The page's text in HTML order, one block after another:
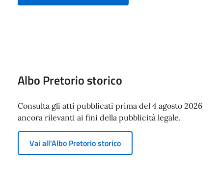
Albo Pretorio storico
Consulta gli atti pubblicati prima del 4 agosto 2026
ancora rilevanti ai fini della pubblicità legale.
Vai all'Albo Pretorio storico